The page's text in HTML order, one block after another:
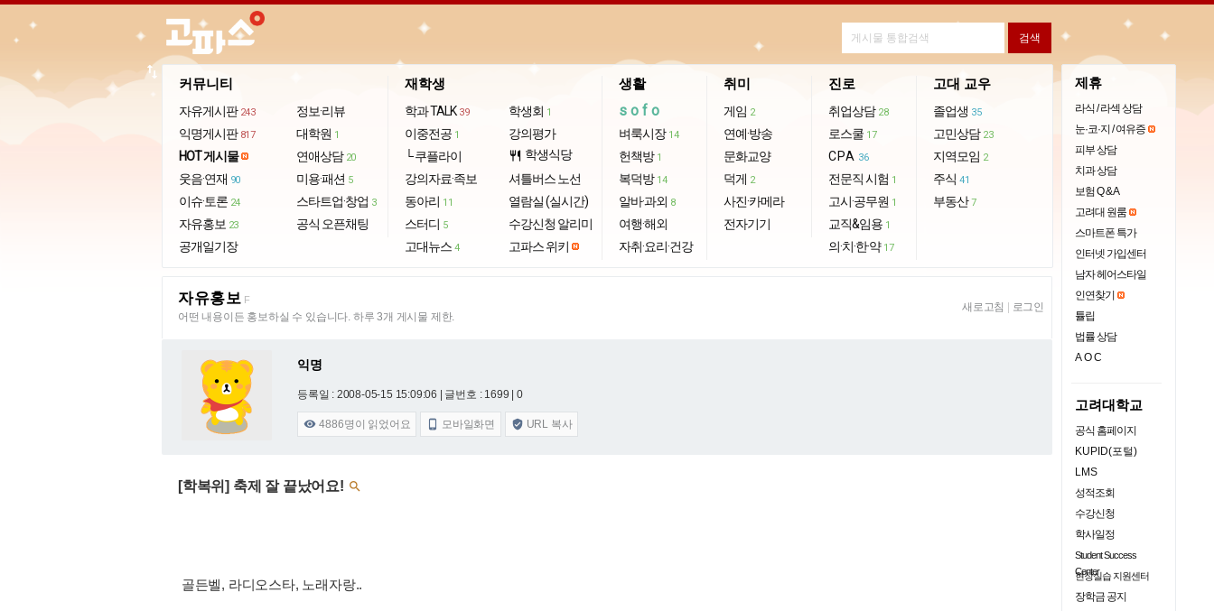
커뮤니티
자유게시판 243
익명게시판 817
HOT 게시물
웃음·연재 90
이슈·토론 24
자유홍보 23
공개일기장
정보·리뷰
대학원 1
연애상담 20
미용·패션 5
스타트업·창업 3
공식 오픈채팅
재학생
학과 TALK 39
이중전공 1
└ 쿠플라이
강의자료·족보
동아리 11
스터디 5
고대뉴스 4
학생회 1
강의평가
restaurant 학생식당
셔틀버스 노선
열람실 (실시간)
수강신청 알리미
고파스 위키
생활
sofo
벼룩시장 14
헌책방 1
복덕방 14
알바·과외 8
여행·해외
자취·요리·건강
취미
게임 2
연예·방송
문화교양
덕게 2
사진·카메라
전자기기
진로
취업상담 28
로스쿨 17
CPA 36
전문직 시험 1
고시·공무원 1
교직&임용 1
의·치·한·약 17
고대 교우
졸업생 35
고민상담 23
지역모임 2
주식 41
부동산 7
import_export
자유홍보 F
어떤 내용이든 홍보하실 수 있습니다. 하루 3개 게시물 제한.
새로고침 로그인
익명
등록일 : 2008-05-15 15:09:06 | 글번호 : 1699 | 0
 4886명이 읽었어요  모바일화면  URL 복사
[학복위] 축제 잘 끝났어요! 
골든벨, 라디오스타, 노래자랑..
제휴
라식 / 라섹 상담
눈·코·지 / 여유증
피부 상담
치과 상담
보험 Q & A
고려대 원룸
스마트폰 특가
인터넷 가입센터
남자 헤어스타일
인연찾기
튤립
법률 상담
AOC
고려대학교
공식 홈페이지
KUPID(포털)
LMS
성적조회
수강신청
학사일정
Student Success
Center
현장실습 지원센터
장학금 공지